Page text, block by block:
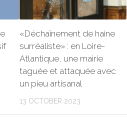
«Déchaînement de haine
surréaliste» : en Loire-
Atlantique, une mairie
taguée et attaquée avec
un pieu artisanal
13 OCTOBER 2023